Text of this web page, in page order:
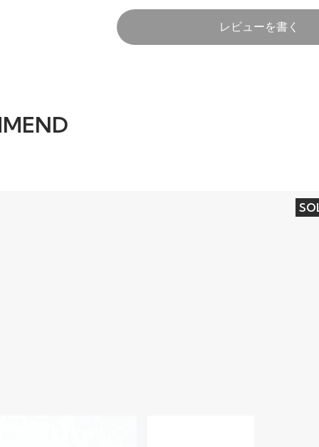
レビューを書く